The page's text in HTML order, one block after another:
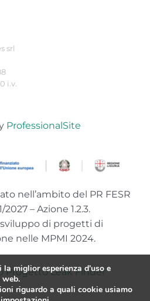
srl
i.v.
ProfessionalSite
nell’ambito del PR FESR
2027 – Azione 1.2.3.
di progetti di
nelle MPMI 2024.
Progetto Leak Finder
miglior esperienza d'uso e
riguardo a quali cookie usiamo